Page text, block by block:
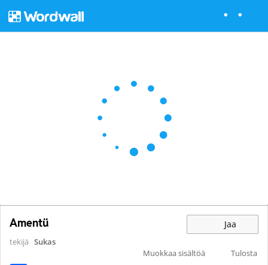
Amentü Jaa
tekijä Sukas
Muokkaa sisältöä
Tulosta